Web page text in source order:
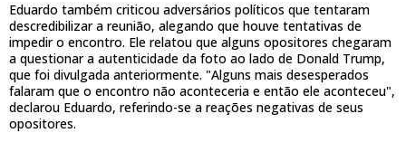
Eduardo também criticou adversários políticos que tentaram
descredibilizar a reunião, alegando que houve tentativas de
impedir o encontro. Ele relatou que alguns opositores chegaram
a questionar a autenticidade da foto ao lado de Donald Trump,
que foi divulgada anteriormente. "Alguns mais desesperados
falaram que o encontro não aconteceria e então ele aconteceu",
declarou Eduardo, referindo-se a reações negativas de seus
opositores.